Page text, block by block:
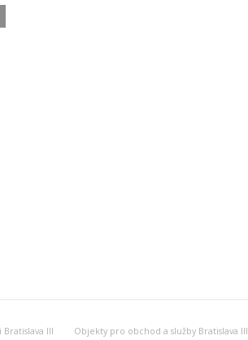
III Objekty pro obchod a služby Bratislava III